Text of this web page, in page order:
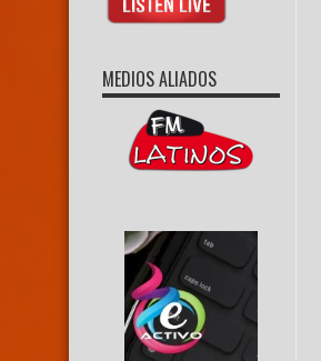
MEDIOS ALIADOS